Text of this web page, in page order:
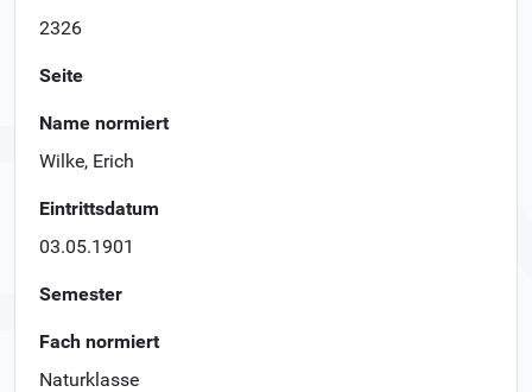
2326
Seite
Name normiert
Wilke, Erich
Eintrittsdatum
03.05.1901
Semester
Fach normiert
Naturklasse